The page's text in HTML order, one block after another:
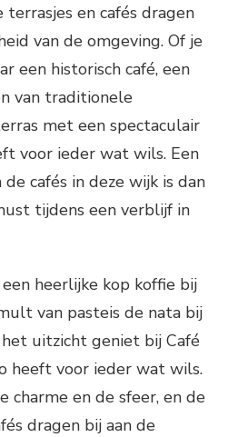
terrasjes en cafés dragen
van de omgeving. Of je
een historisch café, een
van traditionele
met een spectaculair
voor ieder wat wils. Een
de cafés in deze wijk is dan
tijdens een verblijf in
heerlijke kop koffie bij
van pasteis de nata bij
uitzicht geniet bij Café
heeft voor ieder wat wils.
charme en de sfeer, en de
dragen bij aan de